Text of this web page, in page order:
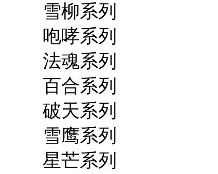
雪柳系列
咆哮系列
法魂系列
百合系列
破天系列
雪鹰系列
星芒系列